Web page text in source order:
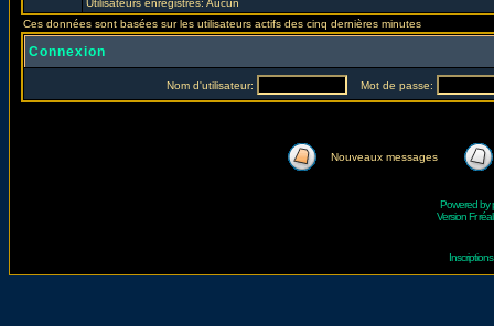
Utilisateurs enregistrés: Aucun
Ces données sont basées sur les utilisateurs actifs des cinq dernières minutes
Connexion
Nom d'utilisateur: Mot de passe:
Nouveaux messages
Powered by
Version Fr